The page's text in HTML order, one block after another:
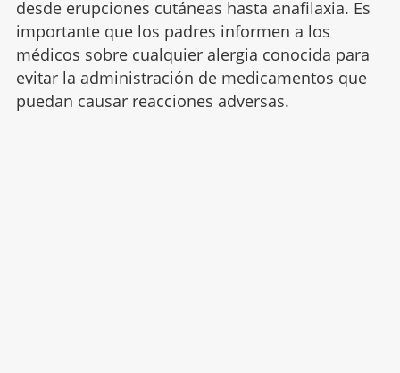
desde erupciones cutáneas hasta anafilaxia. Es
importante que los padres informen a los
médicos sobre cualquier alergia conocida para
evitar la administración de medicamentos que
puedan causar reacciones adversas.